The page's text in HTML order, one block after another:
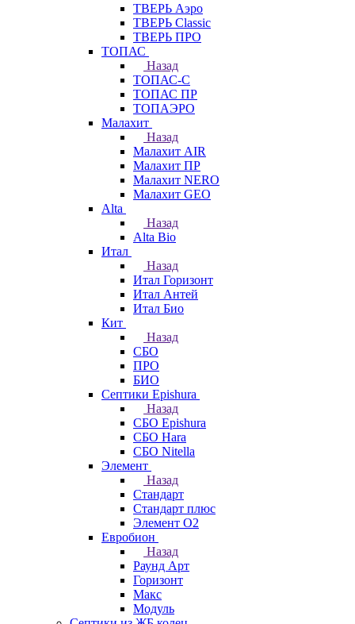
ТВЕРЬ Аэро
ТВЕРЬ Classic
ТВЕРЬ ПРО
ТОПАС
Назад
ТОПАС-С
ТОПАС ПР
ТОПАЭРО
Малахит
Назад
Малахит AIR
Малахит ПР
Малахит NERO
Малахит GEO
Alta
Назад
Alta Bio
Итал
Назад
Итал Горизонт
Итал Антей
Итал Био
Кит
Назад
СБО
ПРО
БИО
Септики Epishura
Назад
СБО Epishura
СБО Hara
СБО Nitella
Элемент
Назад
Стандарт
Стандарт плюс
Элемент О2
Евробион
Назад
Раунд Арт
Горизонт
Макс
Модуль